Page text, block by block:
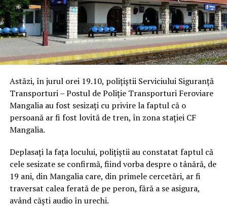
Astăzi, în jurul orei 19.10, polițiștii Serviciului Siguranță
Transporturi – Postul de Poliție Transporturi Feroviare
Mangalia au fost sesizați cu privire la faptul că o
persoană ar fi fost lovită de tren, în zona stației CF
Mangalia.
Deplasați la fața locului, polițiștii au constatat faptul că
cele sesizate se confirmă, fiind vorba despre o tânără, de
19 ani, din Mangalia care, din primele cercetări, ar fi
traversat calea ferată de pe peron, fără a se asigura,
având căști audio în urechi.